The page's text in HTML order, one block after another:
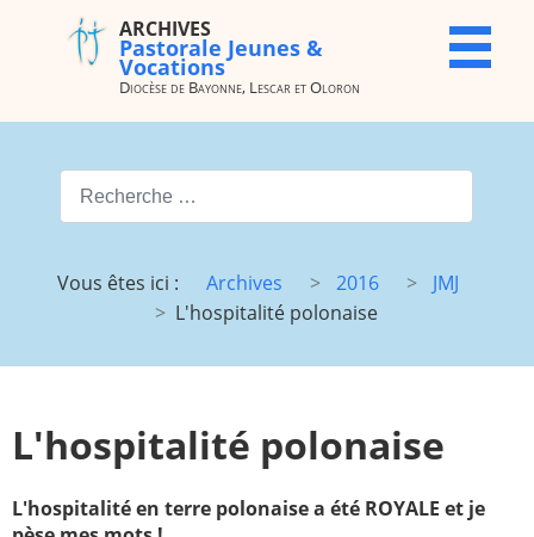
ARCHIVES
Pastorale
Lescar et
X
du site
JDJ (JMJ)
JD 4e/3e
64
M.
Garicoïts
Route
Maison St
ARCHIVES
Pastorale Jeunes &
Vocations
Diocèse de Bayonne, Lescar et Oloron
Valider
Vous êtes ici :
Archives 2016
JMJ
L'hospitalité polonaise
L'hospitalité polonaise
L'hospitalité en terre polonaise a été ROYALE et je